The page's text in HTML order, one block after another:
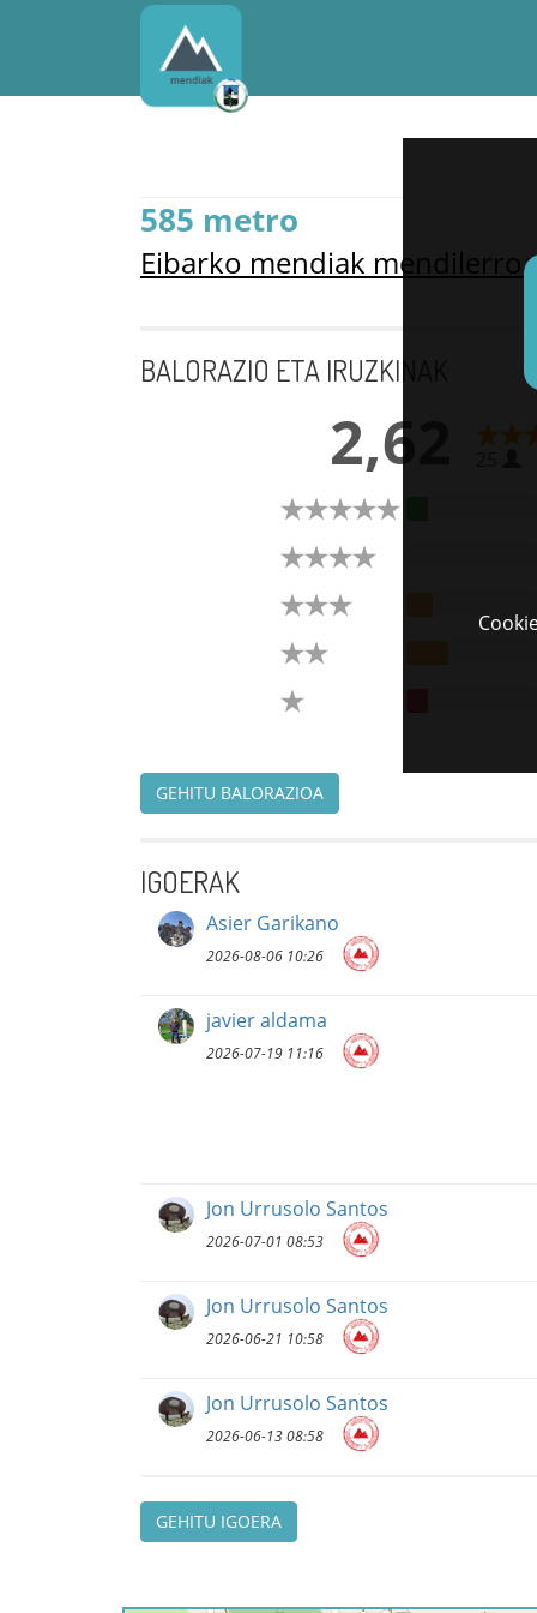
585 metro
Eibarko mendiak mendilerroa
BALORAZIO ETA IRUZKINAK
2,62
GEHITU BALORAZIOA
IGOERAK
Asier Garikano
2026-08-06 10:26
javier aldama
2026-07-19 11:16
Jon Urrusolo Santos
2026-07-01 08:53
Jon Urrusolo Santos
2026-06-21 10:58
Jon Urrusolo Santos
2026-06-13 08:58
GEHITU IGOERA